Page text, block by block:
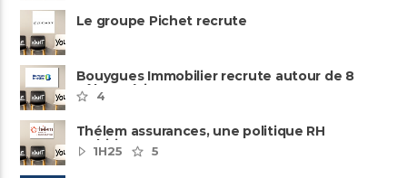
Le groupe Pichet recrute
Bouygues Immobilier recrute autour de 8
pôles métiers
4
Thélem assurances, une politique RH
ambitieuse
1H25 5